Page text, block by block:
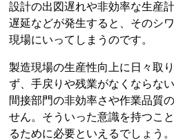
設計の出図遅れや非効率な生産
遅延などが発生すると、そのシ
現場にいってしまうのです。
製造現場の生産性向上に日々取
ず、手戻りや残業がなくならな
間接部門の非効率さや作業品質
せん。そういった意識を持つこ
るために必要といえるでしょう。